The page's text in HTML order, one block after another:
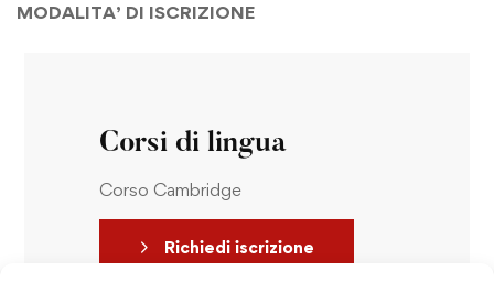
MODALITA’ DI ISCRIZIONE
Corsi di lingua
Corso Cambridge
Richiedi iscrizione